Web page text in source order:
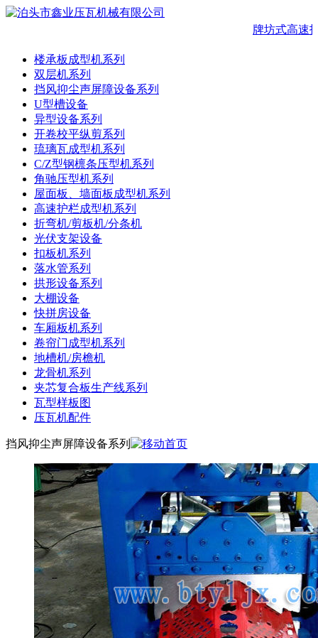
牌坊式高速护
楼承板成型机系列
双层机系列
挡风抑尘声屏障设备系列
U型槽设备
异型设备系列
开卷校平纵剪系列
琉璃瓦成型机系列
C/Z型钢檩条压型机系列
角驰压型机系列
屋面板、墙面板成型机系列
高速护栏成型机系列
折弯机/剪板机/分条机
光伏支架设备
扣板机系列
落水管系列
拱形设备系列
大棚设备
快拼房设备
车厢板机系列
卷帘门成型机系列
地槽机/房檐机
龙骨机系列
夹芯复合板生产线系列
瓦型样板图
压瓦机配件
挡风抑尘声屏障设备系列